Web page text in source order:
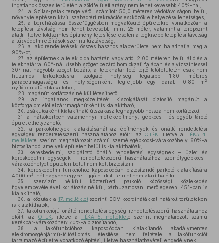
ingatlanok összes területén a zöldfelületi arány nem lehet kevesebb 40%-nál,
24.
a Szilas-patak tengelyétől számított 50,0 méteres védőtávolságon belül,
növénytelepítésen kívül szabadtéri rekreációs eszközök elhelyezése lehetséges,
25.
a beruházással összefüggésben megvalósuló épületekre vonatkozóan a
telepítési távolság nem lehet kevesebb, mint 25 méter, valamint a terepszint
alatti, illetve földszintes építmény létesítése esetén a legkisebb telepítési távolság
a tűzvédelmi előírások szerinti tűztávolság,
26.
a lakó rendeltetések összes hasznos alapterülete nem haladhatja meg a
90%-ot,
27. az épületnek a telek oldalhatárán vagy attól 2,00 méteren belül álló és a
telekhatárral 60°-nál kisebb szöget bezáró homlokzati falában és a vízszintessel
30°-nál nagyobb szöget bezáró, a telekhatár felé lejtő tetőfelületén csak nem
huzamos tartózkodásra szolgáló helyiség legalább 1,80 méteres
parapetmagasságú és helyiségenként legfeljebb egy darab, 0,80 m 2
nyílófelületű ablaka lehet,
28.
magánút korlátozás nélkül létesíthető,
29.
az ingatlanok megközelítését, kiszolgálását biztosító magánút a
közforgalom elől elzárt magánútként is kialakítható,
30.
zsákutcaként kialakítható útszakasz legnagyobb hossza nem korlátozott,
31.
a hátsókertben valamennyi melléképítmény, gépkocsi- és egyéb tároló
épület elhelyezhető,
32.
a parkolóhelyek kialakításánál az építmények és önálló rendeltetési
egységek rendeltetésszerű használatához előírt, az OTÉK , illetve a TÉKA 4.
melléklete szerint meghatározott számú személygépkocsi-várakozóhely 60%-a
biztosítandó, amelyek épületen belül is kialakíthatóak,
33.
kereskedelmi, szolgáltató önálló rendeltetési egységnek – üzlet és
kereskedelmi egységek – rendeltetésszerű használatához személygépkocsi-
várakozóhelyet épületen belül nem kell biztosítani,
34.
kereskedelmi funkcióhoz kapcsolódóan biztosítandó parkoló kialakítására
4000 m 2-nél nagyobb egybefüggő burkolt felület nem alakítható ki,
35.
szervizút nélküli közterületi parkoló közösségi közlekedés
figyelembevételével korlátozás nélkül, párhuzamosan, merőlegesen, 45°-ban is
kialakítható,
36.
a közutak a 17. mellékletszerinti EOV koordinátákkal határolt területeken
is kialakíthatók,
37.
lakófunkciójú önálló rendeltetési egység rendeltetésszerű használatához
előírt, az OTÉK , illetve a TÉKA 5. melléklete szerint meghatározott számú
kerékpár-várakozóhely 70%-a biztosítandó,
38.
a lakófunkcióhoz kapcsolódóan kialakítandó akadálymentes
elektromosgépjármű-töltőállomás létesítése nem feltétele a lakófunkciót
tartalmazó épületre vonatkozó építési, illetve használatbavételi engedélynek,